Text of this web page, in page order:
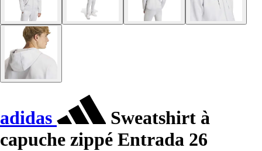
adidas
Sweatshirt à
capuche zippé Entrada 26